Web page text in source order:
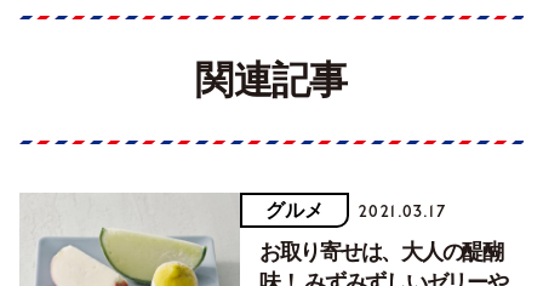
関連記事
グルメ 2021.03.17
お取り寄せは、大人の醍醐